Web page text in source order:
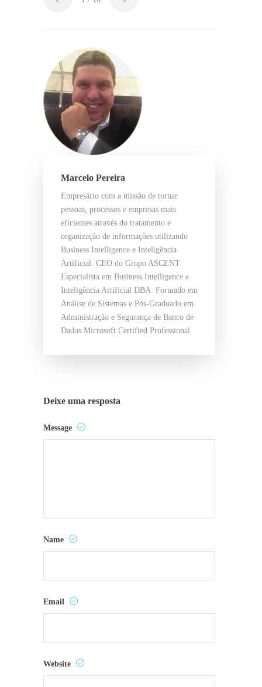
Marcelo Pereira
Empresário com a missão de tornar
pessoas, processos e empresas mais
eficientes através do tratamento e
organização de informações utilizando
Business Intelligence e Inteligência
Artificial. CEO do Grupo ASCENT
Especialista em Business Intelligence e
Inteligência Artificial DBA. Formado em
Análise de Sistemas e Pós-Graduado em
Administração e Segurança de Banco de
Dados Microsoft Certified Professional
Deixe uma resposta
Message
Name
Email
Website